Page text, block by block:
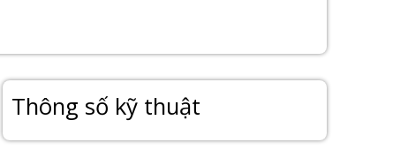
Thông số kỹ thuật